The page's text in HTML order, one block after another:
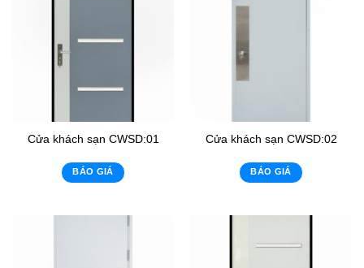
Cửa khách sạn CWSD:01
BÁO GIÁ
Cửa khách sạn CWSD:02
BÁO GIÁ